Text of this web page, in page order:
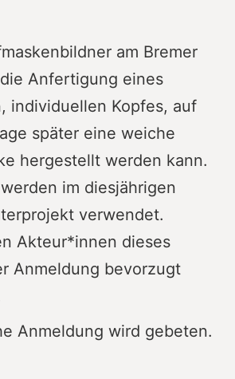
am Bremer
Anfertigung eines
individuellen Kopfes, auf
später eine weiche
hergestellt werden kann.
im diesjährigen
verwendet.
Akteur*innen dieses
Anmeldung bevorzugt
Anmeldung wird gebeten.